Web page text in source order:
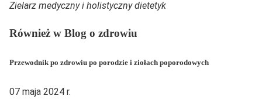
Zielarz medyczny i holistyczny dietetyk
Również w Blog o zdrowiu
Przewodnik po zdrowiu po porodzie i ziołach poporodowych
07 maja 2024 r.